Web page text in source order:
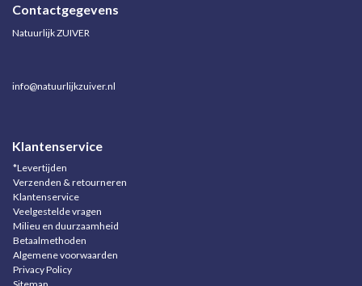
Contactgegevens
Natuurlijk ZUIVER
info@natuurlijkzuiver.nl
Klantenservice
*Levertijden
Verzenden & retourneren
Klantenservice
Veelgestelde vragen
Milieu en duurzaamheid
Betaalmethoden
Algemene voorwaarden
Privacy Policy